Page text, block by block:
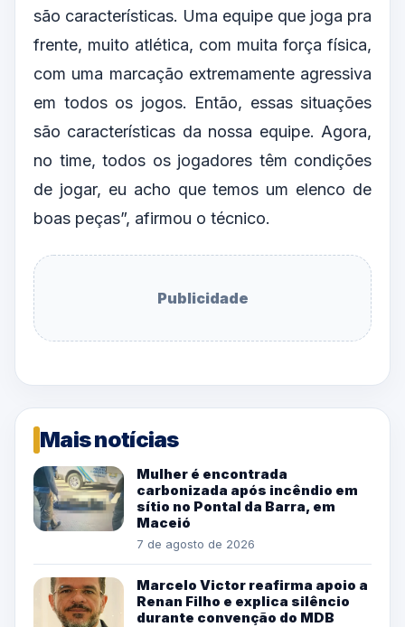
são características. Uma equipe que joga pra
frente, muito atlética, com muita força física,
com uma marcação extremamente agressiva
em todos os jogos. Então, essas situações
são características da nossa equipe. Agora,
no time, todos os jogadores têm condições
de jogar, eu acho que temos um elenco de
boas peças”, afirmou o técnico.
Publicidade
Mais notícias
Mulher é encontrada
carbonizada após incêndio em
sítio no Pontal da Barra, em
Maceió
7 de agosto de 2026
Marcelo Victor reafirma apoio a
Renan Filho e explica silêncio
durante convenção do MDB